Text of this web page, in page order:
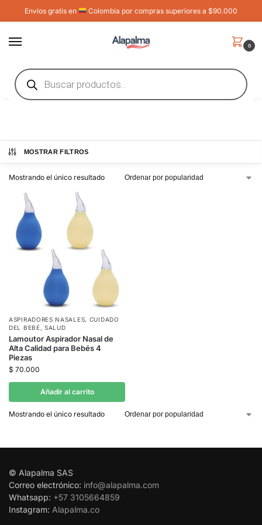
Envíos gratis en Colombia por compras superiores a $90.000
0
Inicio
Cuidado del Bebé
MOSTRAR FILTROS
Mostrando el único resultado
ASPIRADORES NASALES, CUIDADO
DEL BEBÉ,SALUD
Lamoutor Aspirador Nasal de
Alta Calidad para Bebés 4
Piezas
$ 70.000
Añadir al carrito
Mostrando el único resultado
© Alapalma SAS
Correo electrónico: info@alapalma.com
Whatsapp: +57 3105664859
Instagram: Alapalma.co